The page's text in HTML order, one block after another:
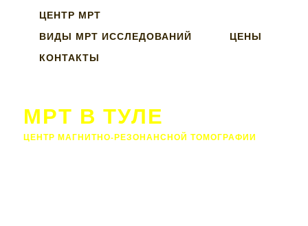
ЦЕНТР МРТ
ВИДЫ МРТ ИССЛЕДОВАНИЙ
ЦЕНЫ
КОНТАКТЫ
МРТ В ТУЛЕ
ЦЕНТР МАГНИТНО-РЕЗОНАНСНОЙ ТОМОГРАФИИ